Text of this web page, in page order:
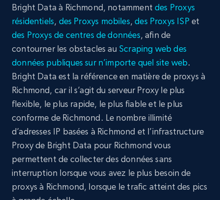
Bright Data à Richmond, notammentdes Proxys
résidentiels, des Proxys mobiles,des Proxys ISP et
des Proxys de centres de données, afin de
contourner les obstacles au Scraping web des
données publiques sur n’importe quel site web.
Bright Data est la référence en matière de proxys à
Richmond, car il s’agit du serveur Proxy le plus
flexible, le plus rapide, le plus fiable et le plus
conforme de Richmond. Le nombre illimité
d’adresses IP basées à Richmond et l’infrastructure
Proxy de Bright Data pour Richmond vous
permettent de collecter des données sans
interruption lorsque vous avez le plus besoin de
proxys à Richmond, lorsque le trafic atteint des pics